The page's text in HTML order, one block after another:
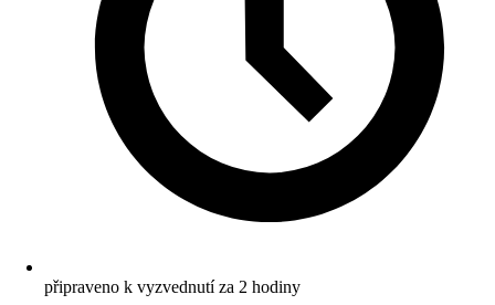
připraveno k vyzvednutí za 2 hodiny